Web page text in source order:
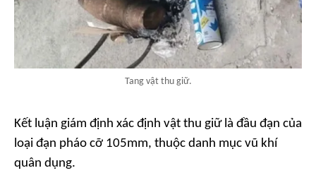
Tang vật thu giữ.
Kết luận giám định xác định vật thu giữ là đầu đạn của
loại đạn pháo cỡ 105mm, thuộc danh mục vũ khí
quân dụng.